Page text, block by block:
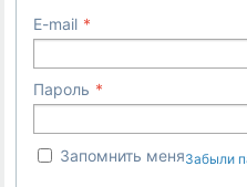
E-mail
Пароль
Запомнить меняЗабыли